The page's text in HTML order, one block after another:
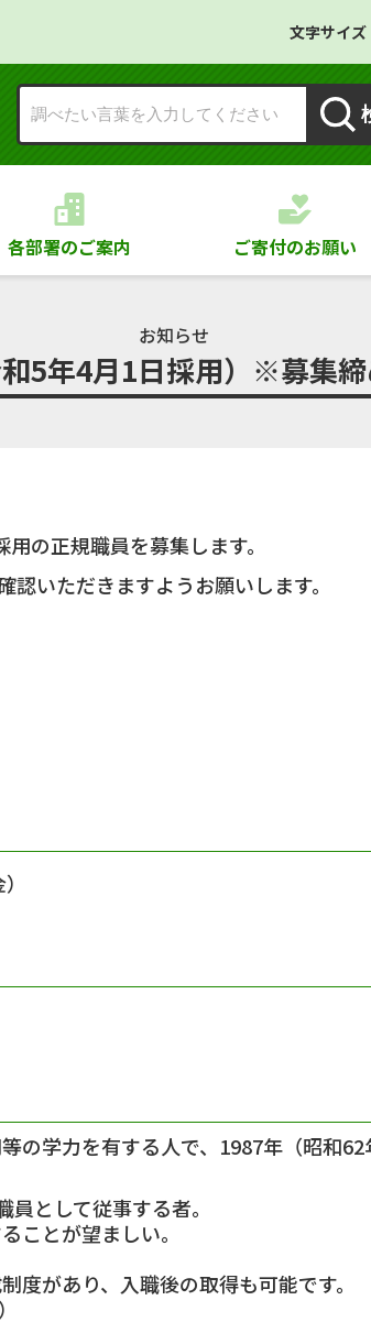
文字サイズ
各部署のご案内 ご寄付のお願い
お知らせ
5年4月1日採用）※募集
の正規職員を募集します。
いただきますようお願いします。
の学力を有する人で、1987年（昭和
として従事する者。
とが望ましい。
があり、入職後の取得も可能です。